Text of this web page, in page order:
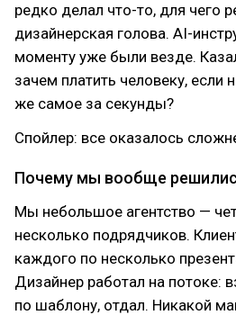
редко делал что-то, для чего
дизайнерская голова. AI-
моменту уже были везде.
зачем платить человеку, если
же самое за секунды?
Спойлер: все оказалось
Почему мы вообще
Мы небольшое агентство —
несколько подрядчиков.
каждого по несколько
Дизайнер работал на потоке:
по шаблону, отдал. Никакой